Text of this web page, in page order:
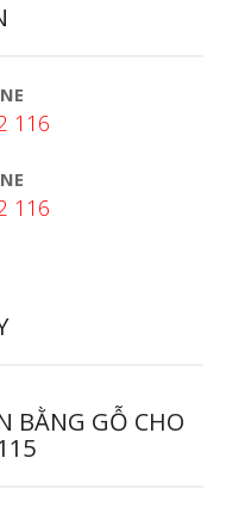
116
116
BẰNG GỖ CHO